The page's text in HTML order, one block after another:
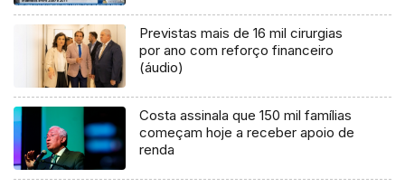
Previstas mais de 16 mil cirurgias
por ano com reforço financeiro
(áudio)
Costa assinala que 150 mil famílias
começam hoje a receber apoio de
renda